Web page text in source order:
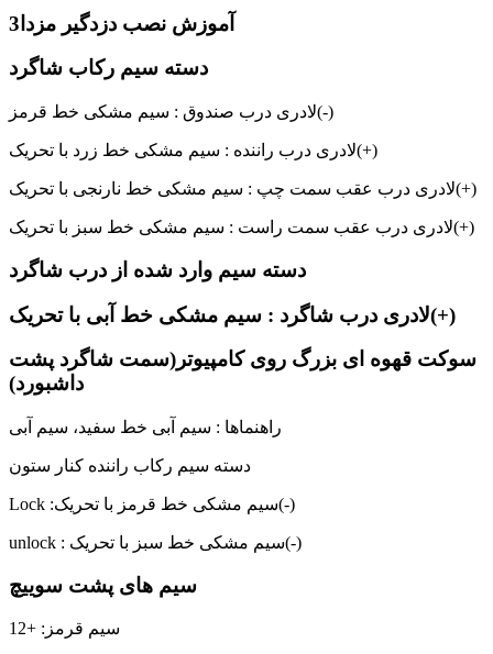
آموزش نصب دزدگیر مزدا3
دسته سیم رکاب شاگرد
لادری درب صندوق : سیم مشکی خط قرمز(-)
لادری درب راننده : سیم مشکی خط زرد با تحریک(+)
لادری درب عقب سمت چپ : سیم مشکی خط نارنجی با تحریک(+)
لادری درب عقب سمت راست : سیم مشکی خط سبز با تحریک(+)
دسته سیم وارد شده از درب شاگرد
لادری درب شاگرد : سیم مشکی خط آبی با تحریک(+)
سوکت قهوه ای بزرگ روی کامپیوتر(سمت شاگرد پشت
داشبورد)
راهنماها : سیم آبی خط سفید، سیم آبی
دسته سیم رکاب راننده کنار ستون
Lock :سیم مشکی خط قرمز با تحریک(-)
unlock : سیم مشکی خط سبز با تحریک(-)
سیم های پشت سوییچ
12+ :سیم قرمز